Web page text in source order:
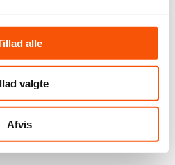
alle
valgte
Afvis